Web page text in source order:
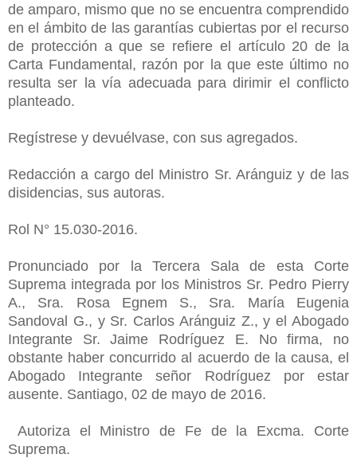
de amparo, mismo que no se encuentra comprendido
en el ámbito de las garantías cubiertas por el recurso
de protección a que se refiere el artículo 20 de la
Carta Fundamental, razón por la que este último no
resulta ser la vía adecuada para dirimir el conflicto
planteado.
Regístrese y devuélvase, con sus agregados.
Redacción a cargo del Ministro Sr. Aránguiz y de las
disidencias, sus autoras.
Rol N° 15.030-2016.
Pronunciado por la Tercera Sala de esta Corte
Suprema integrada por los Ministros Sr. Pedro Pierry
A., Sra. Rosa Egnem S., Sra. María Eugenia
Sandoval G., y Sr. Carlos Aránguiz Z., y el Abogado
Integrante Sr. Jaime Rodríguez E. No firma, no
obstante haber concurrido al acuerdo de la causa, el
Abogado Integrante señor Rodríguez por estar
ausente. Santiago, 02 de mayo de 2016.
Autoriza el Ministro de Fe de la Excma. Corte
Suprema.